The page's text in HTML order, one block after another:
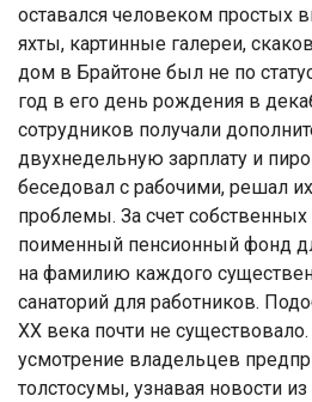
оставался человеком простых
яхты, картинные галереи,
дом в Брайтоне был не по
год в его день рождения в
сотрудников получали
двухнедельную зарплату и
беседовал с рабочими, решал
проблемы. За счет
поименный пенсионный фонд
на фамилию каждого
санаторий для работников.
ХХ века почти не
усмотрение владельцев
толстосумы, узнавая новости